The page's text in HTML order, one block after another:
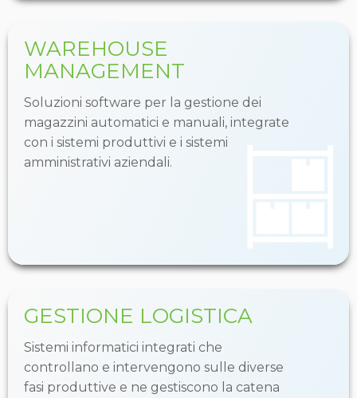
WAREHOUSE
MANAGEMENT
Soluzioni software per la gestione dei
magazzini automatici e manuali, integrate
con i sistemi produttivi e i sistemi
amministrativi aziendali.
GESTIONE LOGISTICA
Sistemi informatici integrati che
controllano e intervengono sulle diverse
fasi produttive e ne gestiscono la catena